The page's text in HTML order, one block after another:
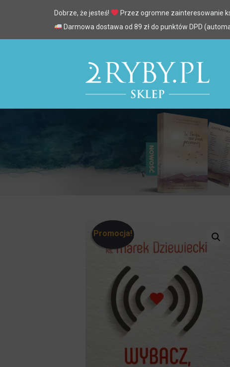
Dobrze, że jesteś! Przez ogromne zainteresowanie
Darmowa dostawa od 89 zł do punktów DPD
Promocja!